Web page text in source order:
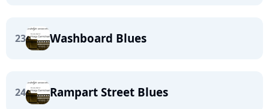
23 Washboard Blues
24 Rampart Street Blues